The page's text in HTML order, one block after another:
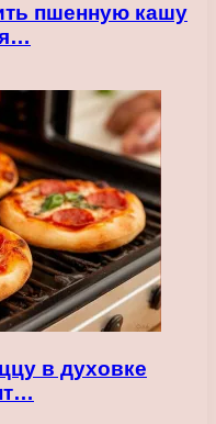
пшенную кашу
в духовке